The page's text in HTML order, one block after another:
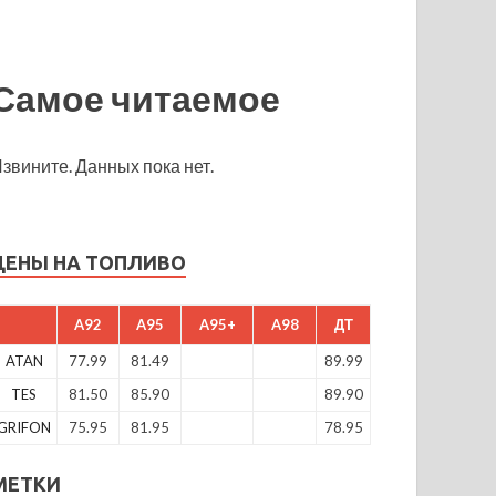
читаемое
Данных пока нет.
НА ТОПЛИВО
A92 A95 A95+ A98 ДТ
ATAN 77.99 81.49
89.99
TES
81.50 85.90
89.90
75.95 81.95 78.95